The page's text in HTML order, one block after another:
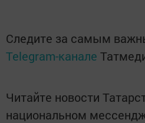
Следите за самым
Telegram-канале
Читайте новости
национальном